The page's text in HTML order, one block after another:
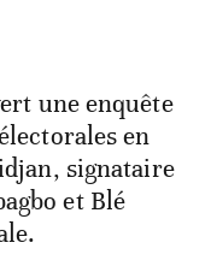
une enquête
en
signataire
et Blé